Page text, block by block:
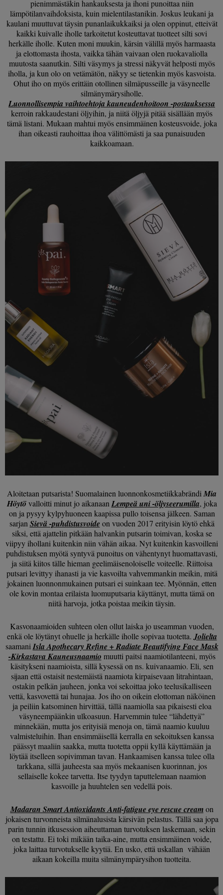
pienimmästäkin hankauksesta ja ihoni punoittaa niin
lämpötilanvaihdoksista, kuin mielentilastanikin. Joskus leukani ja
kaulani muuttuvat täysin punanlaikukkaiksi ja olen oppinut, etteivät
kaikki kuivalle iholle tarkoitetut kosteuttavat tuotteet silti sovi
herkälle iholle. Kuten moni muukin, kärsin välillä myös harmaasta
ja elottomasta ihosta, vaikka tähän vaivaan olen ruokavaliolla
muutosta saanutkin. Silti väsymys ja stressi näkyvät helposti myös
iholla, ja kun olo on vetämätön, näkyy se tietenkin myös kasvoista.
Ohut iho on myös erittäin otollinen silmäpusseille ja väsyneelle
silmänymärysiholle.
Luonnollisempia vaihtoehtoja kauneudenhoitoon -postauksessa
kerroin rakkaudestani öljyihin, ja niitä öljyjä pitää sisällään myös
tämä listani. Mukaan mahtui myös ensimmäinen kosteusvoide, joka
ihan oikeasti rauhoittaa ihoa välittömästi ja saa punaisuuden
kaikkoamaan.
Aloitetaan putsarista! Suomalainen luonnonkosmetiikkabrändiMia
Höytövalloitti minut jo aikanaan Lempeä uni -öljyseerumilla, joka
on ja pysyy kylpyhuoneen kaapissa pullo toisensa jälkeen. Saman
sarjan Sievä -puhdistusvoideon vuoden 2017 erityisin löytö ehkä
siksi, että ajattelin pitkään halvankin putsarin toimivan, koska se
viipyy ihollani kuitenkin niin vähän aikaa. Nyt kuitenkin kasvoilleni
puhdistuksen myötä syntyvä punoitus on vähentynyt huomattavasti,
ja siitä kiitos tälle hieman geelimäisenoloiselle voiteelle. Riittoisa
putsari levittyy ihanasti ja vie kasvoilta vahvemmankin meikin, mitä
jokainen luonnonmukainen putsari ei suinkaan tee. Myönnän, etten
ole kovin montaa erilaista luomuputsaria käyttänyt, mutta tämä on
niitä harvoja, jotka poistaa meikin täysin.
Kasvonaamioiden suhteen olen ollut laiska jo useamman vuoden,
enkä ole löytänyt ohuelle ja herkälle iholle sopivaa tuotetta. Jolielta
saamani Isla Apothecary Refine + Radiate Beautifying Face Mask
-Kirkastava Kauneusnaamio muutti paitsi naamiotilanteeni, myös
käsitykseni naamioista, sillä kysessä on ns. kuivanaamio. Eli, sen
sijaan että ostaisit nestemäistä naamiota kirpaisevaan litrahintaan,
ostakin pelkän jauheen, jonka voi sekoittaa joko teelusikalliseen
vettä, kasvovettä tai hunajaa. Jos iho on oikein elottoman näköinen
ja peiliin katsominen hirvittää, tällä naamiolla saa pikaisesti eloa
väsyneempäänkin ulkoasuun. Harvemmin tulee “lähdettyä”
minnekään, mutta jos erityisiä menoja on, tämä naamio kuuluu
valmisteluihin. Ihan ensimmäisellä kerralla en sekoituksen kanssa
päässyt maaliin saakka, mutta tuotetta oppii kyllä käyttämään ja
löytää itselleen sopivimman tavan. Hankaamisen kanssa tulee olla
tarkkana, sillä jauheesta saa myös mekaanisen kuorinnan, jos
sellaiselle kokee tarvetta. Itse tyydyn taputtelemaan naamion
kasvoille ja huuhtelen sen vedellä pois.
Madaran Smart Antioxidants Anti-fatigue eye rescue creamon
jokaisen turvonneista silmänalusista kärsivän pelastus. Tällä saa jopa
parin tunnin itkusession aiheuttaman turvotuksen laskemaan, sekin
on testattu. Ei toki mikään taika-aine, mutta ensimmäinen voide,
joka laittaa turvotukselle kyytiä. En usko, että uskallan vähään
aikaan kokeilla muita silmänympärysihon tuotteita.